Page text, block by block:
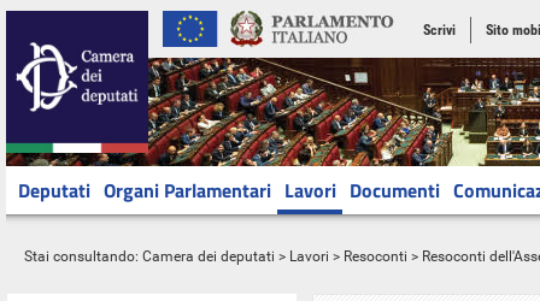
Scrivi Sito
Deputati Organi Parlamentari Lavori Documenti
Stai consultando: Camera dei deputati > Lavori > Resoconti > Resoconti